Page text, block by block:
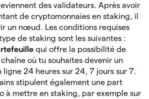
des validateurs. Après avoir
de cryptomonnaies en staking, il
un nœud. Les conditions requises
de staking sont les suivantes :
qui offre la possibilité de
où tu souhaites devenir un
24 heures sur 24, 7 jours sur 7.
stipulent également une part
à mettre en staking, par exemple sur